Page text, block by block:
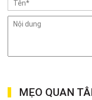
MẸO QUAN